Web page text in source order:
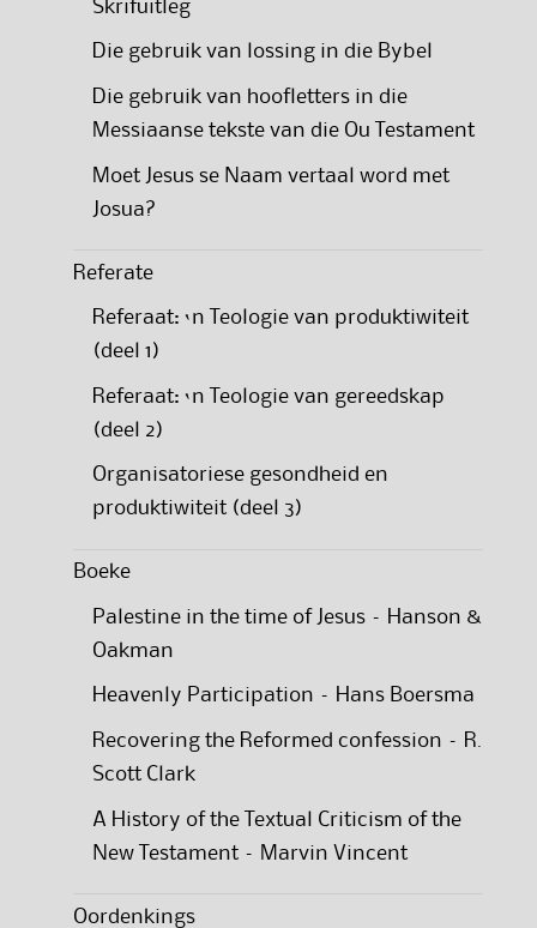
Skrifuitleg
Die gebruik van lossing in die Bybel
Die gebruik van hoofletters in die
Messiaanse tekste van die Ou Testament
Moet Jesus se Naam vertaal word met
Josua?
Referate
Referaat: ‘n Teologie van produktiwiteit
(deel 1)
Referaat: ‘n Teologie van gereedskap
(deel 2)
Organisatoriese gesondheid en
produktiwiteit (deel 3)
Boeke
Palestine in the time of Jesus – Hanson &
Oakman
Heavenly Participation – Hans Boersma
Recovering the Reformed confession – R.
Scott Clark
A History of the Textual Criticism of the
New Testament – Marvin Vincent
Oordenkings